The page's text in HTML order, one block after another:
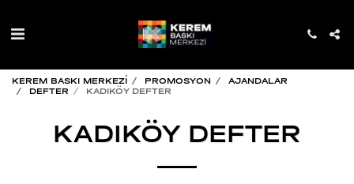
KEREM BASKI MERKEZİ PROMOSYON
AJANDALAR
DEFTER
KADIKÖY DEFTER
KADIKÖY DEFTER